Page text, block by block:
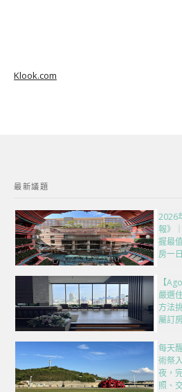
Klook.com
最新議題
2026
報》
握最
房一
【
嚴選
方法
屬訂
每天
術祭
夜，
照、